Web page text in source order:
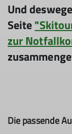
Und
Seite
zur
Die passende